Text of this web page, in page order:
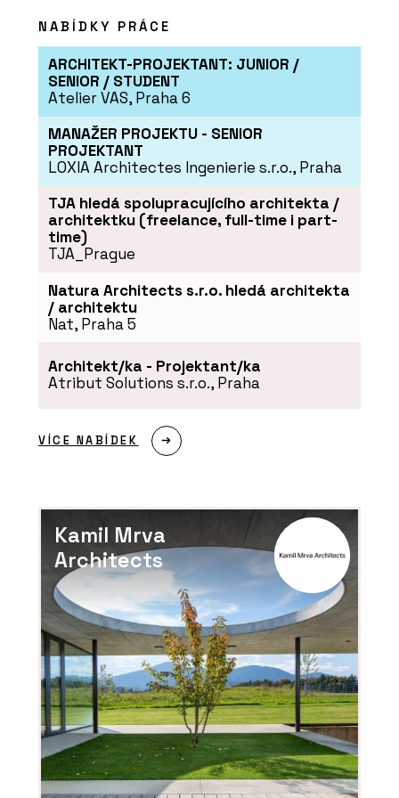
PRODUKTY
Dveřní klika GK Avus One S2L - MP
Interiérová klika MPK Impressa Switch
Lock - MP KOVÁNÍ
NABÍDKY PRÁCE
ARCHITEKT-PROJEKTANT: JUNIOR /
SENIOR / STUDENT
Atelier VAS, Praha 6
MANAŽER PROJEKTU - SENIOR
PROJEKTANT
LOXIA Architectes Ingenierie s.r.o., Praha
TJA hledá spolupracujícího architekta /
architektku (freelance, full-time i part-
time)
TJA_Prague
Natura Architects s.r.o. hledá architekta
/ architektu
Nat, Praha 5
Architekt/ka - Projektant/ka
Atribut Solutions s.r.o., Praha
VÍCE NABÍDEK
Kamil Mrva
Architects